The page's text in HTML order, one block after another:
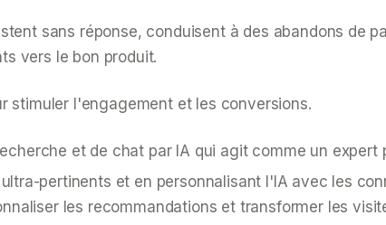
sans réponse, conduisent à des abandons de
vers le bon produit.
stimuler l'engagement et les conversions.
et de chat par IA qui agit comme un
pertinents et en personnalisant l'IA avec les
les recommandations et transformer les